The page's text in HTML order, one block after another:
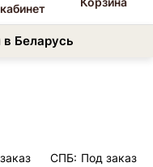
кабинет
Беларусь
СПБ: Под заказ